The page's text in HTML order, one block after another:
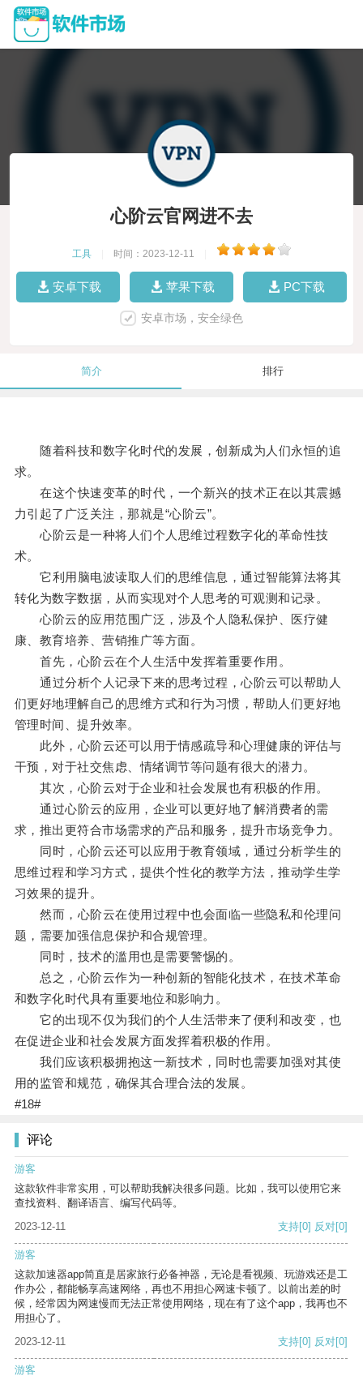
心阶云官网进不去
工具 时间：2023-12-11
安卓下载 苹果下载 PC下载
安卓市场，安全绿色
简介 排行
随着科技和数字化时代的发展，创新成为人们永恒的追
求。
在这个快速变革的时代，一个新兴的技术正在以其震撼
力引起了广泛关注，那就是“心阶云”。
心阶云是一种将人们个人思维过程数字化的革命性技
术。
它利用脑电波读取人们的思维信息，通过智能算法将其
转化为数字数据，从而实现对个人思考的可观测和记录。
心阶云的应用范围广泛，涉及个人隐私保护、医疗健
康、教育培养、营销推广等方面。
首先，心阶云在个人生活中发挥着重要作用。
通过分析个人记录下来的思考过程，心阶云可以帮助人
们更好地理解自己的思维方式和行为习惯，帮助人们更好地
管理时间、提升效率。
此外，心阶云还可以用于情感疏导和心理健康的评估与
干预，对于社交焦虑、情绪调节等问题有很大的潜力。
其次，心阶云对于企业和社会发展也有积极的作用。
通过心阶云的应用，企业可以更好地了解消费者的需
求，推出更符合市场需求的产品和服务，提升市场竞争力。
同时，心阶云还可以应用于教育领域，通过分析学生的
思维过程和学习方式，提供个性化的教学方法，推动学生学
习效果的提升。
然而，心阶云在使用过程中也会面临一些隐私和伦理问
题，需要加强信息保护和合规管理。
同时，技术的滥用也是需要警惕的。
总之，心阶云作为一种创新的智能化技术，在技术革命
和数字化时代具有重要地位和影响力。
它的出现不仅为我们的个人生活带来了便利和改变，也
在促进企业和社会发展方面发挥着积极的作用。
我们应该积极拥抱这一新技术，同时也需要加强对其使
用的监管和规范，确保其合理合法的发展。
#18#
评论
游客
这款软件非常实用，可以帮助我解决很多问题。比如，我可以使用它来
查找资料、翻译语言、编写代码等。
2023-12-11
支持[0] 反对[0]
游客
这款加速器app简直是居家旅行必备神器，无论是看视频、玩游戏还是工
作办公，都能畅享高速网络，再也不用担心网速卡顿了。以前出差的时
候，经常因为网速慢而无法正常使用网络，现在有了这个app，我再也不
用担心了。
2023-12-11
支持[0] 反对[0]
游客